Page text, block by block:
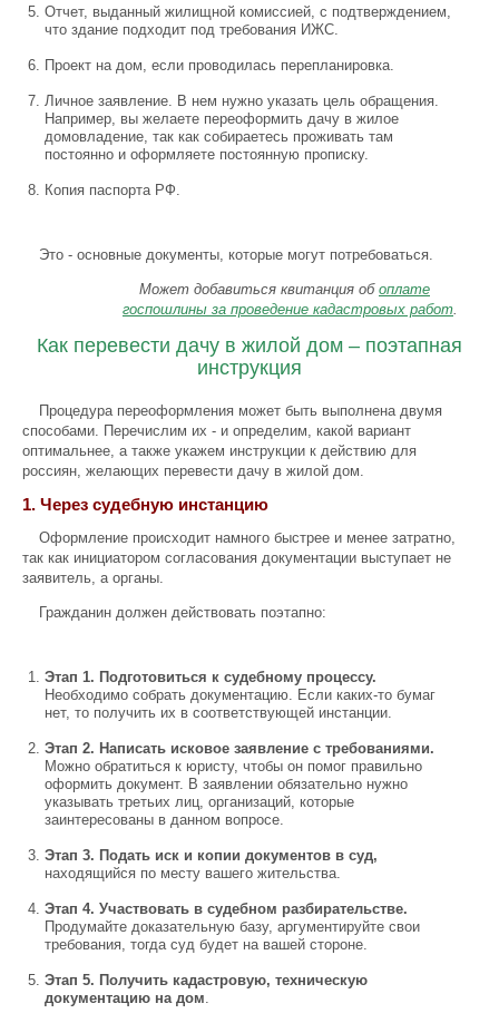
Отчет, выданный жилищной комиссией, с подтверждением,
что здание подходит под требования ИЖС.
Проект на дом, если проводилась перепланировка.
Личное заявление. В нем нужно указать цель обращения.
Например, вы желаете переоформить дачу в жилое
домовладение, так как собираетесь проживать там
постоянно и оформляете постоянную прописку.
Копия паспорта РФ.
Это - основные документы, которые могут потребоваться.
Может добавиться квитанция об оплате
госпошлины за проведение кадастровых работ
Как перевести дачу в жилой дом – поэтапная
инструкция
Процедура переоформления может быть выполнена двумя
способами. Перечислим их - и определим, какой вариант
оптимальнее, а также укажем инструкции к действию для
россиян, желающих перевести дачу в жилой дом.
1. Через судебную инстанцию
Оформление происходит намного быстрее и менее затратно,
так как инициатором согласования документации выступает не
заявитель, а органы.
Гражданин должен действовать поэтапно:
Этап 1. Подготовиться к судебному процессу.
Необходимо собрать документацию. Если каких-то бумаг
нет, то получить их в соответствующей инстанции.
Этап 2. Написать исковое заявление с требованиями.
Можно обратиться к юристу, чтобы он помог правильно
оформить документ. В заявлении обязательно нужно
указывать третьих лиц, организаций, которые
заинтересованы в данном вопросе.
Этап 3. Подать иск и копии документов в суд,
находящийся по месту вашего жительства.
Этап 4. Участвовать в судебном разбирательстве.
Продумайте доказательную базу, аргументируйте свои
требования, тогда суд будет на вашей стороне.
Этап 5. Получить кадастровую, техническую
документацию на дом